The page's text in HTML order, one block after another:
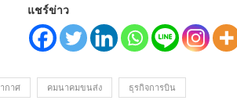
แชร์ข่าว
กาศ คมนาคมขนส่ง ธุรกิจการบิน